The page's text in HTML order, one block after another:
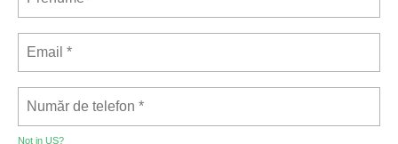
Not in US?